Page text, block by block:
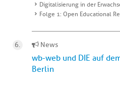
Digitalisierung in der
Folge 1: Open Educational
News
wb-web und DIE auf
Berlin